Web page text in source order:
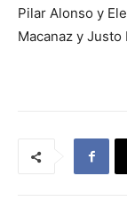
Pilar Alonso y
Macanaz y